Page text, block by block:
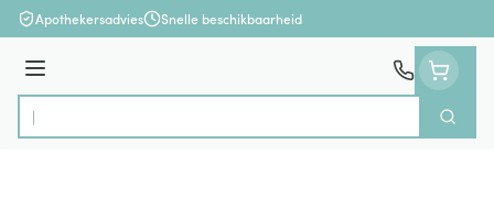
Ga naar de inhoud
Apothekersadvies Snelle beschikbaarheid
Menu
Product, merk, categorie...
Zoek